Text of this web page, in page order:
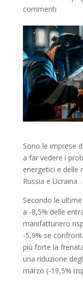
commenti
Sono le imprese
a far vedere i
energetici e delle
Russia e Ucraina .
Secondo le
a -8,5% delle
manifatturiero
-5,9% se
più forte la
una riduzione
marzo (-19,5%